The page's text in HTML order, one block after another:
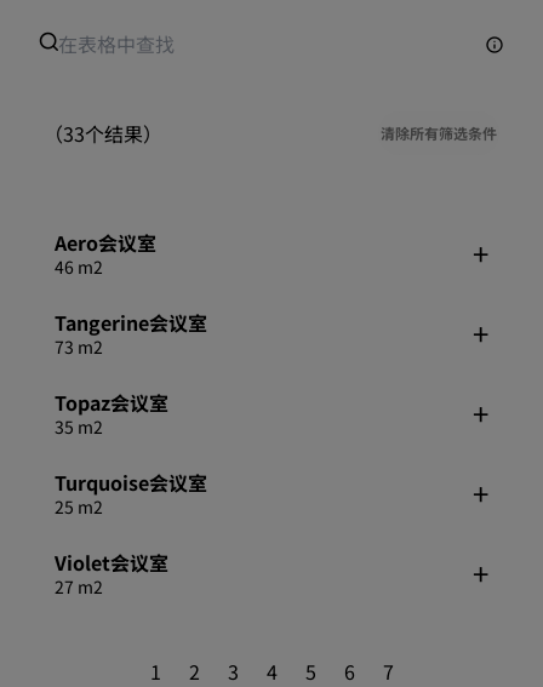
（33个结果） 清除所有筛选条件
Aero会议室
46 m2
Tangerine会议室
73 m2
Topaz会议室
35 m2
Turquoise会议室
25 m2
Violet会议室
27 m2
1 2 3 4 5 6 7